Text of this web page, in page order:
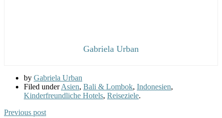
Gabriela Urban
by Gabriela Urban
Filed underAsien, Bali & Lombok, Indonesien,
Kinderfreundliche Hotels, Reiseziele.
Previous post